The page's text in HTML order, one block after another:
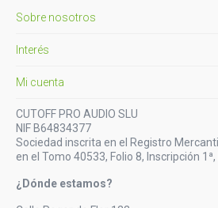
Sobre nosotros
Interés
Mi cuenta
CUTOFF PRO AUDIO SLU
NIF B64834377
Sociedad inscrita en el Registro
en el Tomo 40533, Folio 8, Inscripción 1ª,
¿Dónde estamos?